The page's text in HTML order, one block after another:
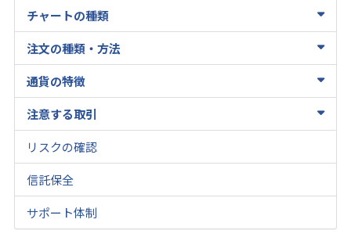
チャートの種類
注文の種類・方法
通貨の特徴
注意する取引
リスクの確認
信託保全
サポート体制